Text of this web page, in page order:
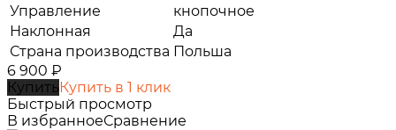
Управление
кнопочное
Наклонная
Да
Страна производства Польша
6 900 ₽
КупитьКупить в 1 клик
Быстрый просмотр
В избранноеСравнение